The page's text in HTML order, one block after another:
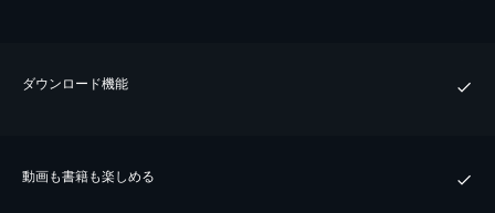
ダウンロード機能
動画も書籍も楽しめる